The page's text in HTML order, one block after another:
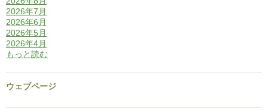
2026年7月
2026年6月
2026年5月
2026年4月
もっと読む
ウェブページ